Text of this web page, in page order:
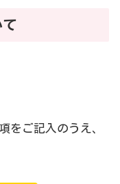
て
をご記入のうえ、